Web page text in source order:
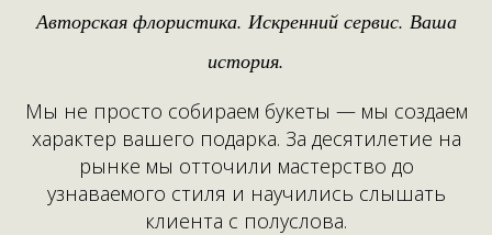
Авторская флористика. Искренний сервис. Ваша
история.
Мы не просто собираем букеты — мы создаем
характер вашего подарка. За десятилетие на
рынке мы отточили мастерство до
узнаваемого стиля и научились слышать
клиента с полуслова.